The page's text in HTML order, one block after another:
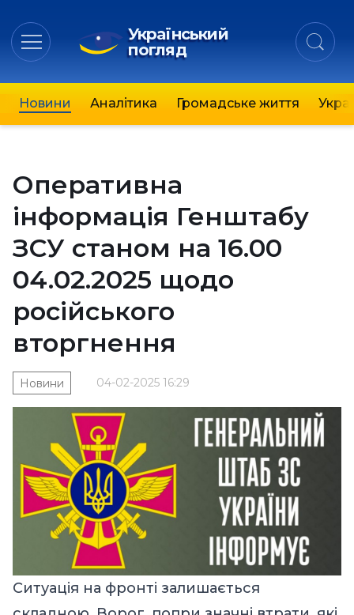
Український
погляд
Новини Аналітика Громадське життя
Оперативна
інформація Генштабу
ЗСУ станом на 16.00
04.02.2025 щодо
російського
вторгнення
04-02-2025 16:29
Новини
Ситуація на фронті залишається